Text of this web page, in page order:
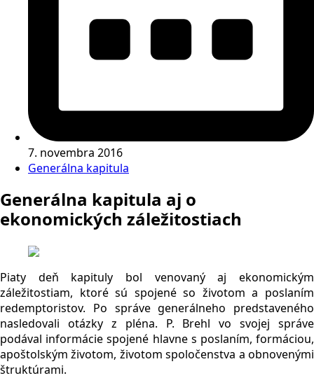
7. novembra 2016
Generálna kapitula
Generálna kapitula aj o
ekonomických záležitostiach
Piaty deň kapituly bol venovaný aj ekonomickým
záležitostiam, ktoré sú spojené so životom a poslaním
redemptoristov. Po správe generálneho predstaveného
nasledovali otázky z pléna. P. Brehl vo svojej správe
podával informácie spojené hlavne s poslaním, formáciou,
apoštolským životom, životom spoločenstva a obnovenými
štruktúrami.